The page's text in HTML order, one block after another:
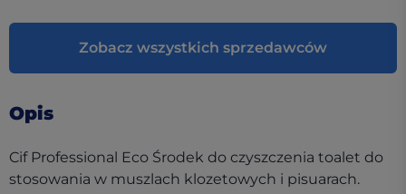
Zobacz wszystkich sprzedawców
Opis
Cif Professional Eco Środek do czyszczenia toalet do
stosowania w muszlach klozetowych i pisuarach.